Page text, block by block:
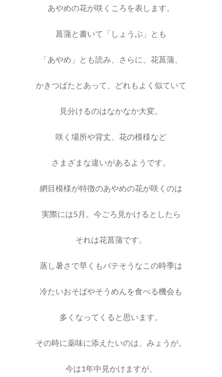
あやめの花が咲くころを表します。
菖蒲と書いて「しょうぶ」とも
「あやめ」とも読み、さらに、花菖蒲、
かきつばたとあって、どれもよく似ていて
見分けるのはなかなか大変。
咲く場所や背丈、花の模様など
さまざまな違いがあるようです。
網目模様が特徴のあやめの花が咲くのは
実際には5月。今ごろ見かけるとしたら
それは花菖蒲です。
蒸し暑さで早くもバテそうなこの時季は
冷たいおそばやそうめんを食べる機会も
多くなってくると思います。
その時に薬味に添えたいのは、みょうが。
今は1年中見かけますが、